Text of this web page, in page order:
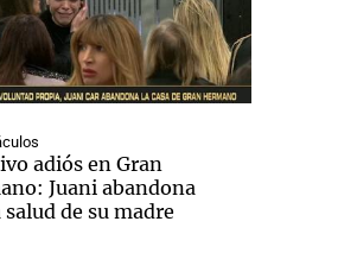
adiós en Gran
Juani abandona
de su madre